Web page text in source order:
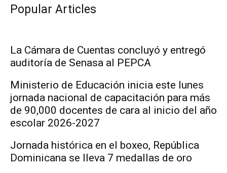
Popular Articles
La Cámara de Cuentas concluyó y entregó
auditoría de Senasa al PEPCA
Ministerio de Educación inicia este lunes
jornada nacional de capacitación para más
de 90,000 docentes de cara al inicio del año
escolar 2026-2027
Jornada histórica en el boxeo, República
Dominicana se lleva 7 medallas de oro